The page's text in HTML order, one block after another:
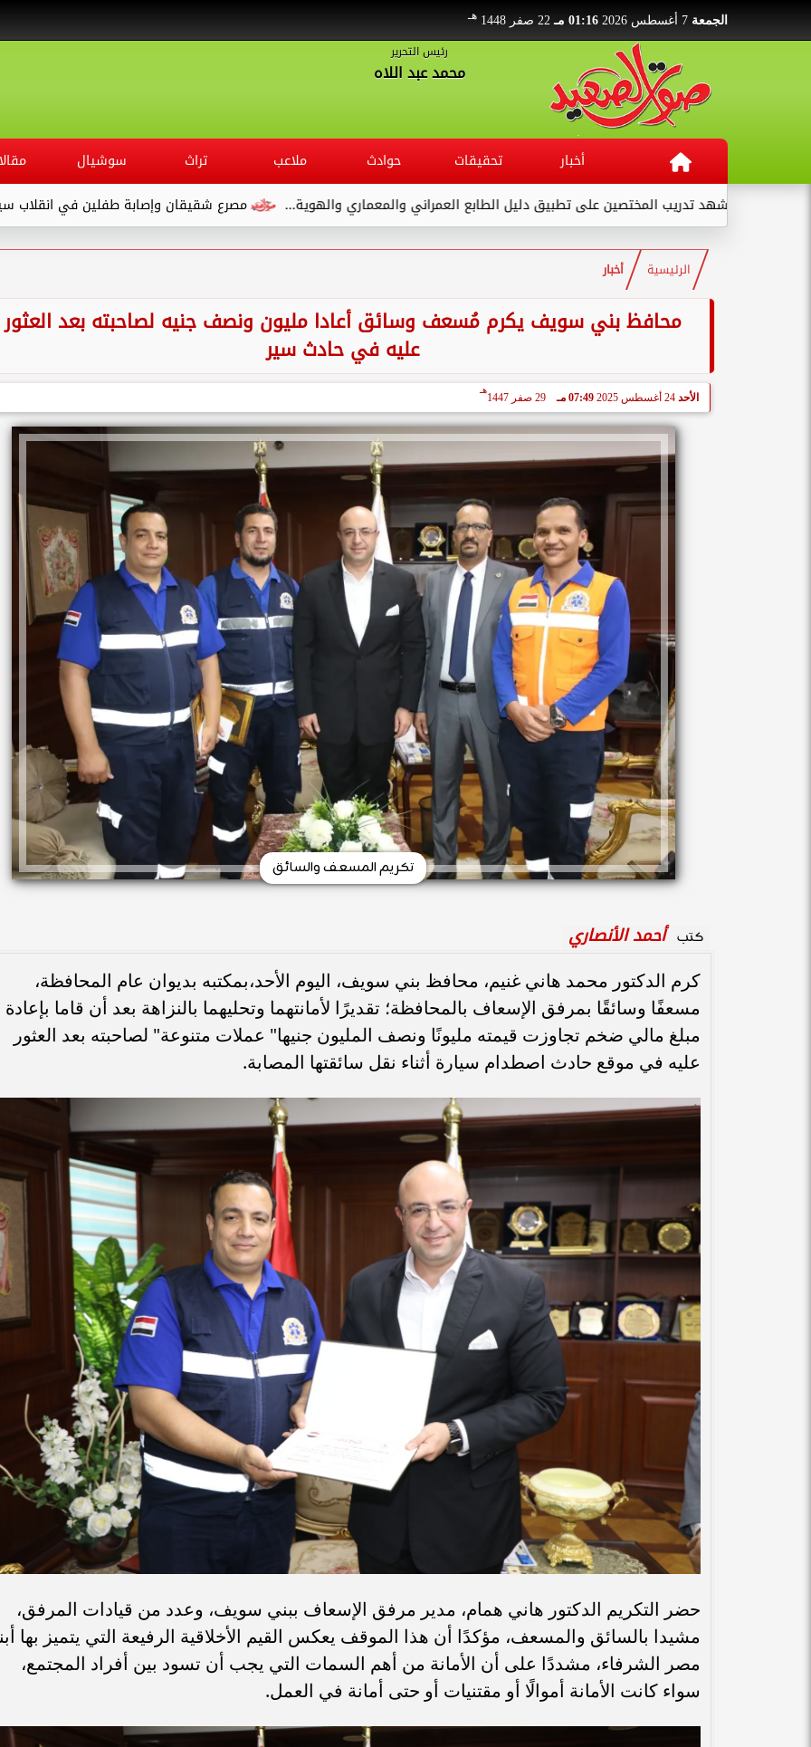
الجمعة 01:16 مـ 22 صفر 1448 هـ
رئيس التحرير
محمد عبد اللاه
أخبار تحقيقات حوادث ملاعب تراث سوشيال
مصرع شقيقان وإصابة طفلين في انقلاب سيارة ملاكي على
المختصين على تطبيق دليل الطابع العمراني والمعماري والهوية...
الرئيسية أخبار
محافظ بني سويف يكرم مُسعف وسائق أعادا مليون ونصف جنيه لصاحبته بعد العثور
عليه في حادث سير
الأحد 24 أغسطس 2025 07:49 مـ 29 صفر 1447
هـ
تكريم المسعف والسائق
كتب أحمد الأنصاري
كرم الدكتور محمد هاني غنيم، محافظ بني سويف، اليوم الأحد،بمكتبه بديوان عام المحافظة،
مسعفًا وسائقًا بمرفق الإسعاف بالمحافظة؛ تقديرًا لأمانتهما وتحليهما بالنزاهة بعد أن قاما بإعادة
مبلغ مالي ضخم تجاوزت قيمته مليونًا ونصف المليون جنيها" عملات متنوعة" لصاحبته بعد العثور
عليه في موقع حادث اصطدام سيارة أثناء نقل سائقتها المصابة.
حضر التكريم الدكتور هاني همام، مدير مرفق الإسعاف ببني سويف، وعدد من قيادات المرفق،
مشيدا بالسائق والمسعف، مؤكدًا أن هذا الموقف يعكس القيم الأخلاقية الرفيعة التي يتميز بها
مصر الشرفاء، مشددًا على أن الأمانة من أهم السمات التي يجب أن تسود بين أفراد المجتمع،
سواء كانت الأمانة أموالًا أو مقتنيات أو حتى أمانة في العمل.